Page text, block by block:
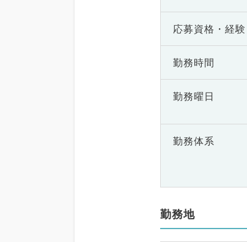
応募資格・ 経験
勤務時間
勤務曜日
勤務体系
勤務地